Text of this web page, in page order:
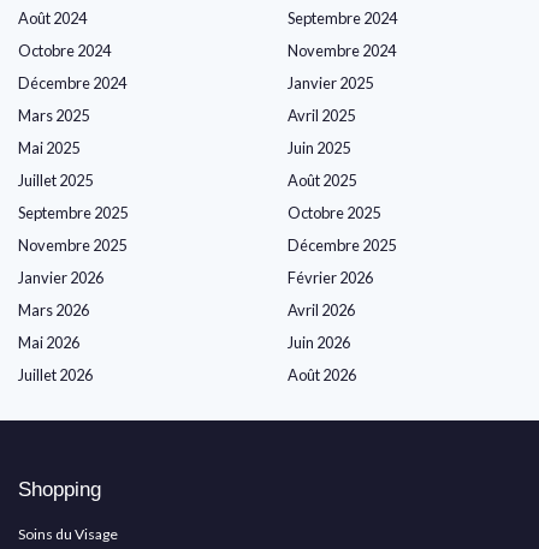
Août 2024
Septembre 2024
Octobre 2024
Novembre 2024
Décembre 2024
Janvier 2025
Mars 2025
Avril 2025
Mai 2025
Juin 2025
Juillet 2025
Août 2025
Septembre 2025
Octobre 2025
Novembre 2025
Décembre 2025
Janvier 2026
Février 2026
Mars 2026
Avril 2026
Mai 2026
Juin 2026
Juillet 2026
Août 2026
Shopping
Soins du Visage